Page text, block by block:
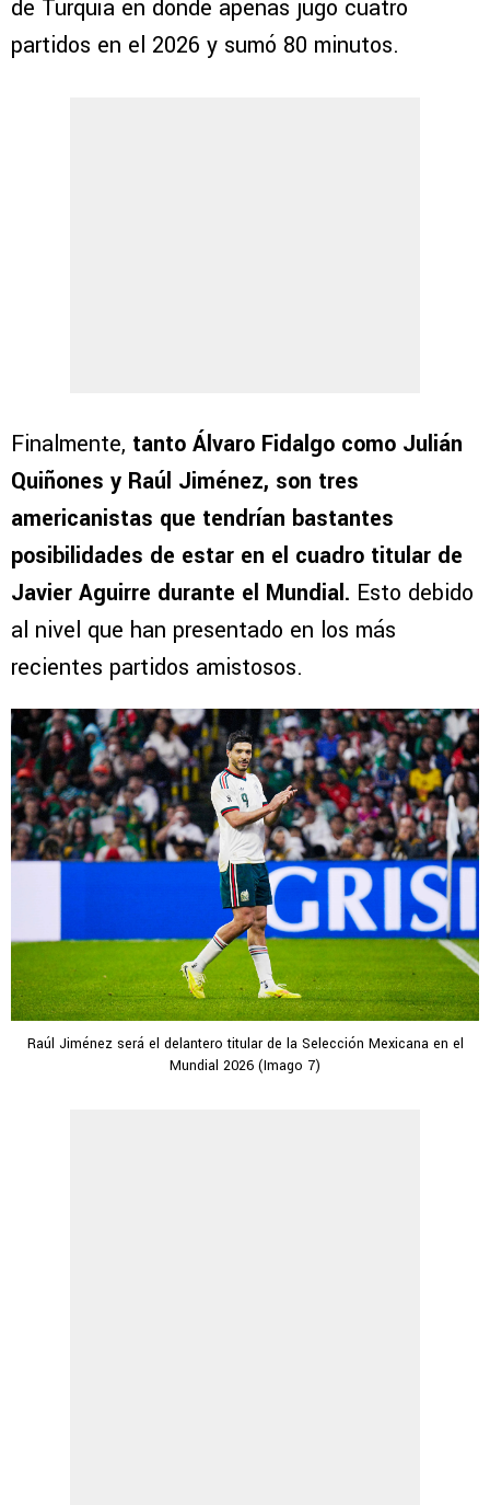
de Turquía en donde apenas jugó cuatro
partidos en el 2026 y sumó 80 minutos.
Finalmente, tanto Álvaro Fidalgo como Julián
Quiñones y Raúl Jiménez, son tres
americanistas que tendrían bastantes
posibilidades de estar en el cuadro titular de
Javier Aguirre durante el Mundial. Esto debido
al nivel que han presentado en los más
recientes partidos amistosos.
Raúl Jiménez será el delantero titular de la Selección Mexicana en el
Mundial 2026 (Imago 7)